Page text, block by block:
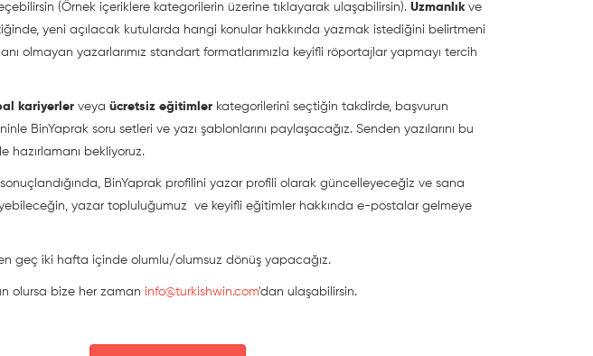
(Örnek içeriklere kategorilerin üzerine tıklayarak ulaşabilirsin). Uzmanlıkve
yeni açılacak kutularda hangi konular hakkında yazmak istediğini belirtmeni
olmayan yazarlarımız standart formatlarımızla keyifli röportajlar yapmayı tercih
kariyerler veya ücretsiz eğitimler kategorilerini seçtiğin takdirde, başvurun
BinYaprak soru setleri ve yazı şablonlarını paylaşacağız. Senden yazılarını bu
hazırlamanı bekliyoruz.
BinYaprak profilini yazar profili olarak güncelleyeceğiz ve sana
yazar topluluğumuz ve keyifli eğitimler hakkında e-postalar gelmeye
en geç iki hafta içinde olumlu/olumsuz dönüş yapacağız.
olursa bize her zaman info@turkishwin.com'dan ulaşabilirsin.